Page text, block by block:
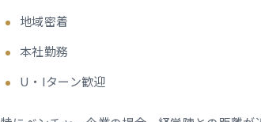
地域密着
本社勤務
U・Iターン歓迎